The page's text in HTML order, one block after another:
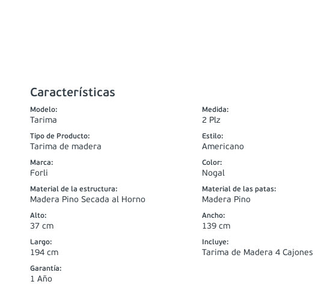
Características
Modelo:
Tarima
Medida:
2 Plz
Tipo de Producto:
Tarima de madera
Estilo:
Americano
Marca:
Forli
Color:
Nogal
Material de la estructura:
Madera Pino Secada al Horno
Material de las patas:
Madera Pino
Alto:
37 cm
Ancho:
139 cm
Largo:
194 cm
Incluye:
Tarima de Madera 4 Cajones
Garantía:
1 Año